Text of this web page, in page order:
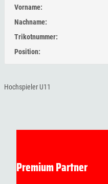
Vorname:
Nachname:
Trikotnummer:
Position:
Hochspieler U11
Premium Partner